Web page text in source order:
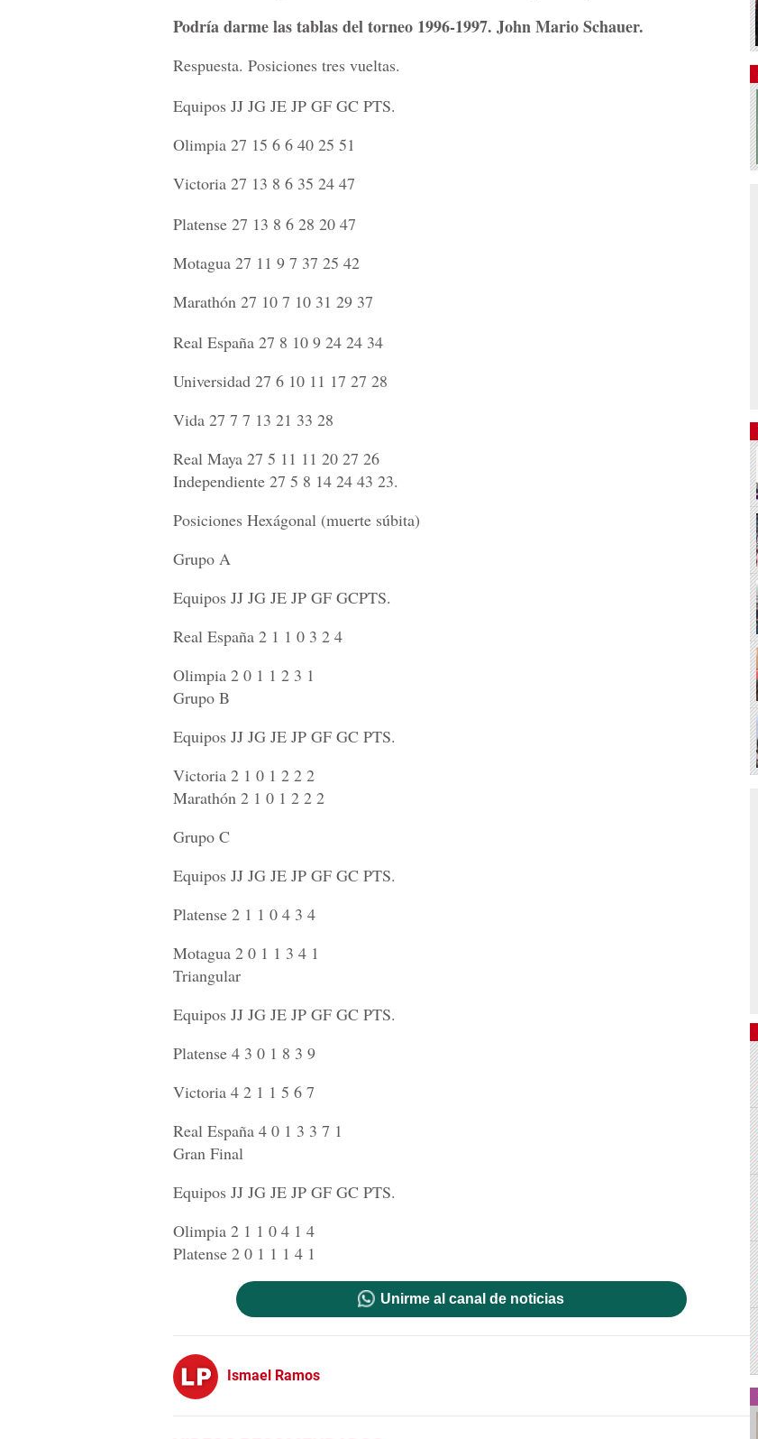
Podría darme las tablas del torneo 1996-1997. John Mario Schauer.
Respuesta. Posiciones tres vueltas.
Equipos JJ JG JE JP GF GC PTS.
Olimpia 27 15 6 6 40 25 51
Victoria 27 13 8 6 35 24 47
Platense 27 13 8 6 28 20 47
Motagua 27 11 9 7 37 25 42
Marathón 27 10 7 10 31 29 37
Real España 27 8 10 9 24 24 34
Universidad 27 6 10 11 17 27 28
Vida 27 7 7 13 21 33 28
Real Maya 27 5 11 11 20 27 26
Independiente 27 5 8 14 24 43 23.
Posiciones Hexágonal (muerte súbita)
Grupo A
Equipos JJ JG JE JP GF GCPTS.
Real España 2 1 1 0 3 2 4
Olimpia 2 0 1 1 2 3 1
Grupo B
Equipos JJ JG JE JP GF GC PTS.
Victoria 2 1 0 1 2 2 2
Marathón 2 1 0 1 2 2 2
Grupo C
Equipos JJ JG JE JP GF GC PTS.
Platense 2 1 1 0 4 3 4
Motagua 2 0 1 1 3 4 1
Triangular
Equipos JJ JG JE JP GF GC PTS.
Platense 4 3 0 1 8 3 9
Victoria 4 2 1 1 5 6 7
Real España 4 0 1 3 3 7 1
Gran Final
Equipos JJ JG JE JP GF GC PTS.
Olimpia 2 1 1 0 4 1 4
Platense 2 0 1 1 1 4 1
Unirme al canal de noticias
Ismael Ramos